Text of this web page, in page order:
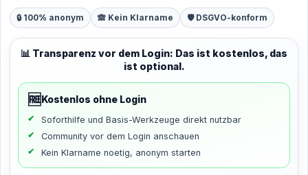
🔒 100% anonym 🙈 Kein Klarname 🛡️ DSGVO-konform
📊 Transparenz vor dem Login: Das ist kostenlos, das
ist optional.
🆓 Kostenlos ohne Login
Soforthilfe und Basis-Werkzeuge direkt nutzbar
Community vor dem Login anschauen
Kein Klarname noetig, anonym starten